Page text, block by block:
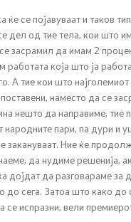
се појавуваат и таков
дел од тие тела, кои што
засрамил да имам 2
која што ја
А тие кои што
наместо да се
нешто да направиме, тие
народните пари, па дури и
закануваат. Ние ќе
да нудиме решенија,
дојдат да разговараме за
до сега. Затоа што како до
се испразни, вели